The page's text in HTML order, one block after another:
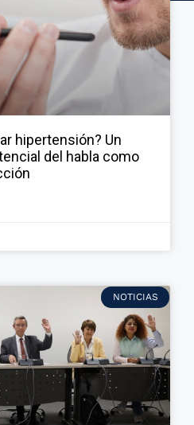
hipertensión? Un
del habla como
NOTICIAS